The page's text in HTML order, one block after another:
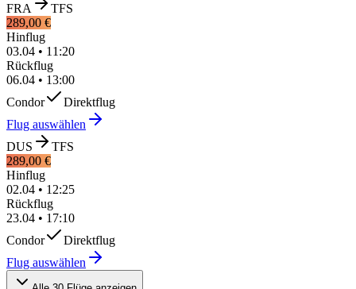
FRA
TFS
289,00 €
Hinflug
03.04 • 11:20
Rückflug
06.04 • 13:00
Condor
Direktflug
Flug auswählen
DUS
TFS
289,00 €
Hinflug
02.04 • 12:25
Rückflug
23.04 • 17:10
Condor
Direktflug
Flug auswählen